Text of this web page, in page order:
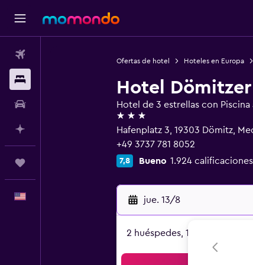
Ofertas de hotel Hoteles en Europa
Hotel
Hotel de 3 estrellas con Piscina
3 estrellas
Hafenplatz 3, 19303 Dömitz,
+49 3737 781 8052
7,8 Bueno 1.924
jue. 13/8
2 huéspedes, 1 habitación